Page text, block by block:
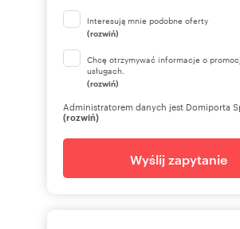
Interesują mnie podobne oferty
(rozwiń)
Chcę otrzymywać informacje o
usługach.
(rozwiń)
Administratorem danych jest Domiporta
(rozwiń)
Wyślij zapytanie